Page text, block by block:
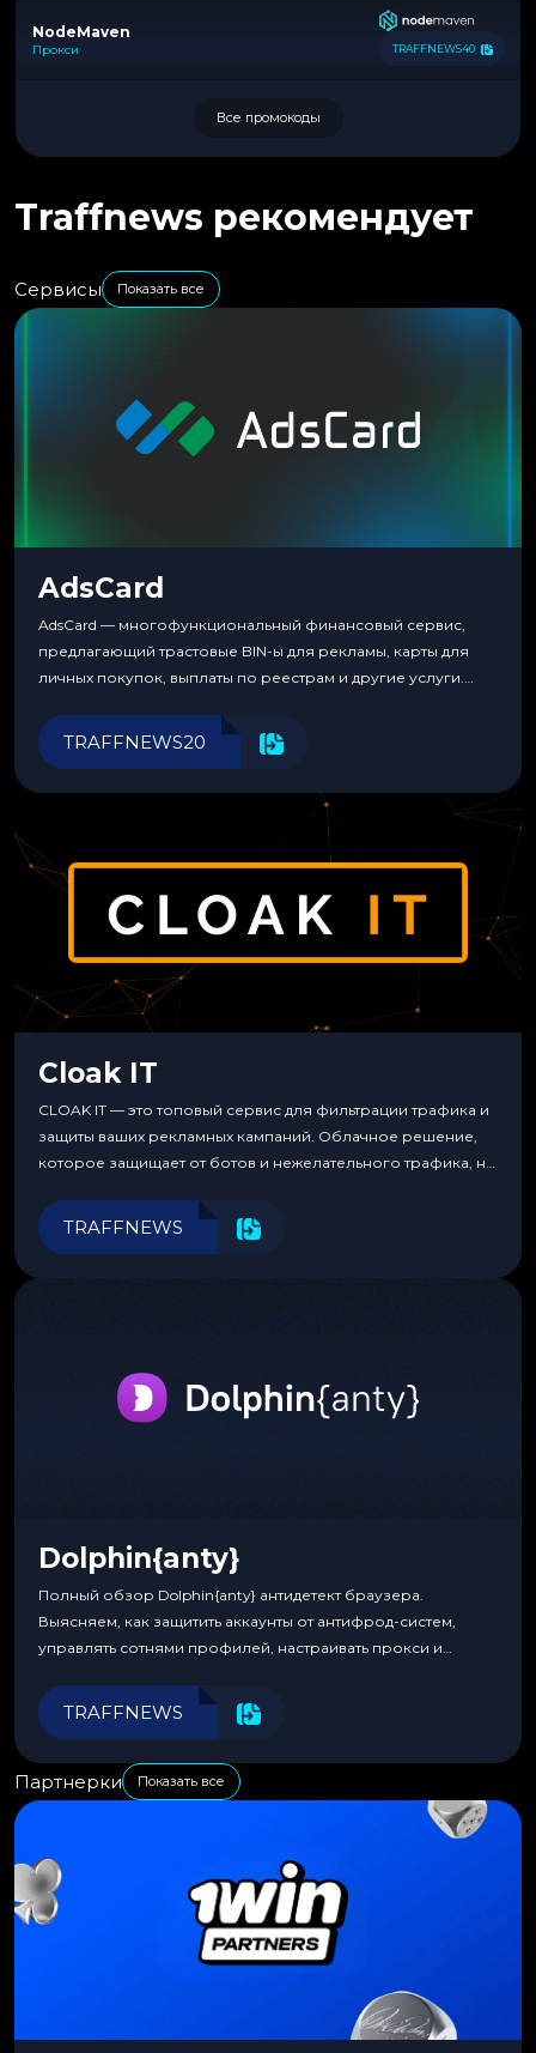
NodeMaven
Прокси TRAFFNEWS40
Все промокоды
Traffnews рекомендует
Сервисы Показать все
AdsCard
AdsCard — многофункциональный финансовый сервис,
предлагающий трастовые BIN-ы для рекламы, карты для
личных покупок, выплаты по реестрам и другие услуги.
инструменты для управления финансами.
TRAFFNEWS20
Cloak IT
CLOAK IT — это топовый сервис для фильтрации трафика и
защиты ваших рекламных кампаний. Облачное решение,
которое защищает от ботов и нежелательного трафика, не
программирования.
TRAFFNEWS
Dolphin{anty}
Полный обзор Dolphin{anty} антидетект браузера.
Выясняем, как защитить аккаунты от антифрод-систем,
управлять сотнями профилей, настраивать прокси и
эффективности.
TRAFFNEWS
Партнерки Показать все